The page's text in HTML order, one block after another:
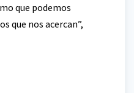
que podemos
que nos acercan”,